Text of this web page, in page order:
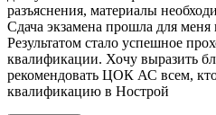
разъяснения, материалы
Сдача экзамена прошла для
Результатом стало успешное
квалификации. Хочу выразить
рекомендовать ЦОК АС всем,
квалификацию в Нострой